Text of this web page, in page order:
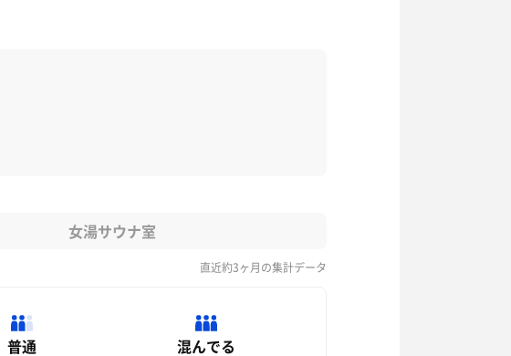
女湯サウナ室
直近約3ヶ月の集計データ
普通 混んでる